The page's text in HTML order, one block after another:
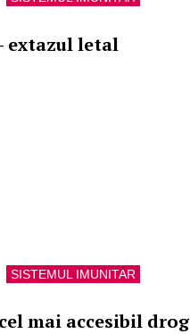
extazul letal
SISTEMUL IMUNITAR
mai accesibil drog